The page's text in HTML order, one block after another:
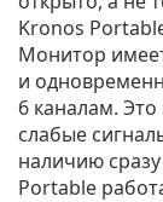
Kronos
Монитор
и
6 каналам.
слабые
наличию
Portable